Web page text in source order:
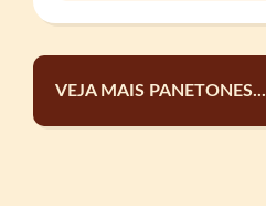
VEJA MAIS PANETONES...